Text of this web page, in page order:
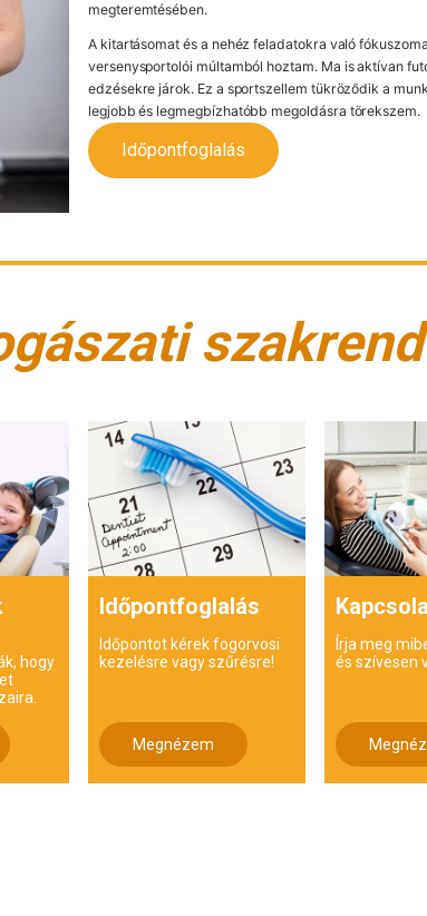
megteremtésében.
A kitartásomat és a nehéz feladatokra való
versenysportolói múltamból hoztam. Ma is aktívan
edzésekre járok. Ez a sportszellem tükröződik a
legjobb és legmegbízhatóbb megoldásra törekszem.
Időpontfoglalás
hogy
Időpontfoglalás
Időpontot kérek fogorvosi
kezelésre vagy szűrésre!
Megnézem
Írja meg
és szívesen